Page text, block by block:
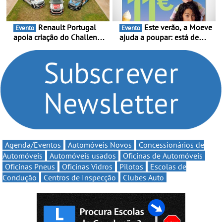
Evento
apoia criação do Challenge
compromisso com o
automobilismo nacional
continua em 2026
Evento
ajuda a poupar: está de
Volta” com descontos de
Agenda/Eventos Automóveis Novos
Concessionários de
Automóveis
Automóveis usados
Oficinas de Automóveis
Oficinas Pneus
Oficinas Vidros Pilotos
Escolas de
Condução
Centros de Inspecção Clubes Auto